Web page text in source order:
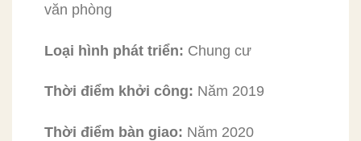
văn phòng
Loại hình phát triển: Chung cư
Thời điểm khởi công: Năm 2019
Thời điểm bàn giao: Năm 2020